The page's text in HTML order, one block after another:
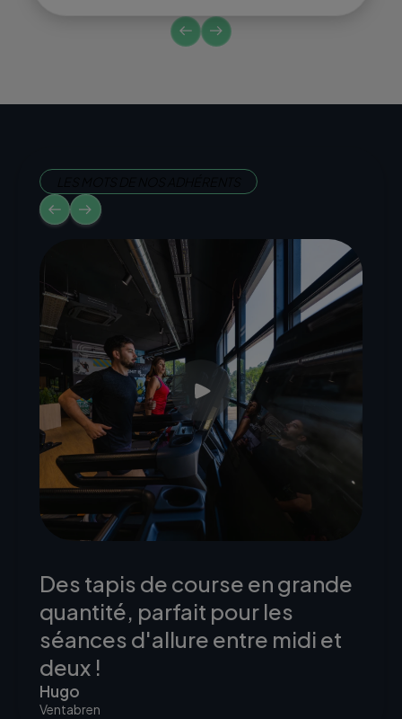
Des tapis de course en grande
quantité, parfait pour les
séances d'allure entre midi et
deux !
Hugo
Ventabren